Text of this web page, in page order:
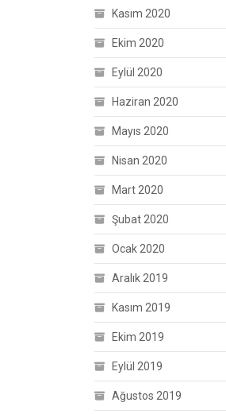
Kasım 2020
Ekim 2020
Eylül 2020
Haziran 2020
Mayıs 2020
Nisan 2020
Mart 2020
Şubat 2020
Ocak 2020
Aralık 2019
Kasım 2019
Ekim 2019
Eylül 2019
Ağustos 2019